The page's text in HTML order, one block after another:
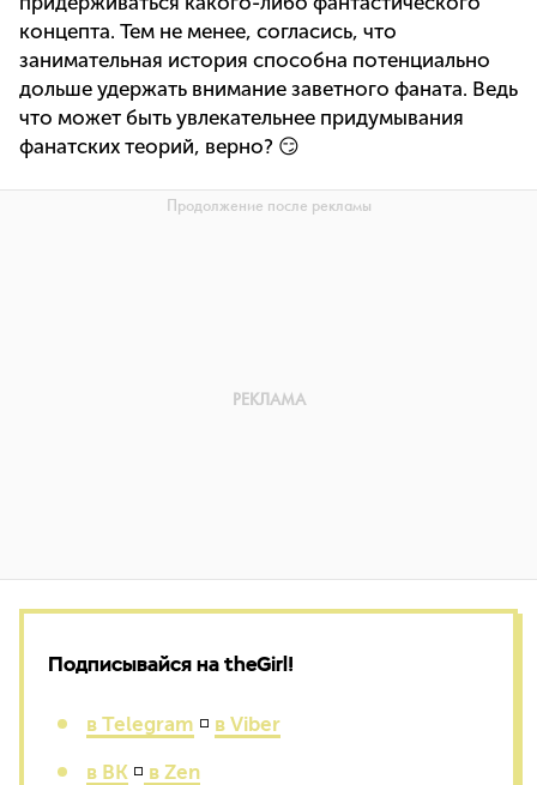
концепта. Тем не менее, согласись, что
занимательная история способна потенциально
дольше удержать внимание заветного фаната. Ведь
что может быть увлекательнее придумывания
фанатских теорий, верно? 😏
Подписывайся на theGirl!
в Telegram ◽ в Viber
в ВК ◽ в Zen